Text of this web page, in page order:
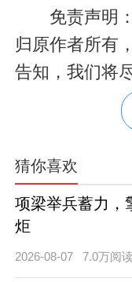
免责声明：
归原作者所有
告知，我们将
猜你喜欢
项梁举兵蓄力，
炬
2026-08-07 7.0万阅读